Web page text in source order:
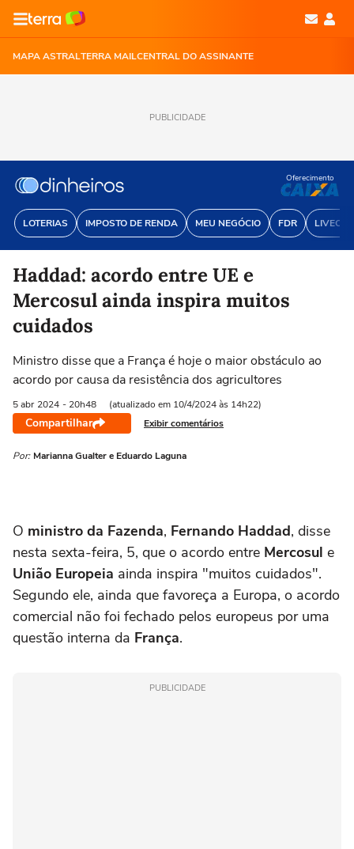
MAPA ASTRALTERRA MAILCENTRAL DO ASSINANTE
PUBLICIDADE
LOTERIAS IMPOSTO DE RENDA MEU NEGÓCIO FDR
Oferecimento
Haddad: acordo entre UE e
Mercosul ainda inspira muitos
cuidados
Ministro disse que a França é hoje o maior obstáculo ao
acordo por causa da resistência dos agricultores
5 abr 2024 - 20h48 (atualizado em 10/4/2024 às 14h22)
Compartilhar Exibir comentários
Por: Marianna Gualter e Eduardo Laguna
O ministro da Fazenda, Fernando Haddad, disse
nesta sexta-feira, 5, que o acordo entre Mercosul e
União Europeia ainda inspira "muitos cuidados".
Segundo ele, ainda que favoreça a Europa, o acordo
comercial não foi fechado pelos europeus por uma
questão interna da França.
PUBLICIDADE